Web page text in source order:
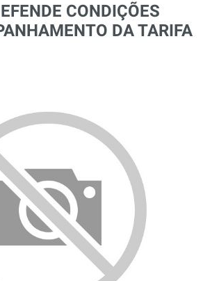
CONDIÇÕES
DA TARIFA